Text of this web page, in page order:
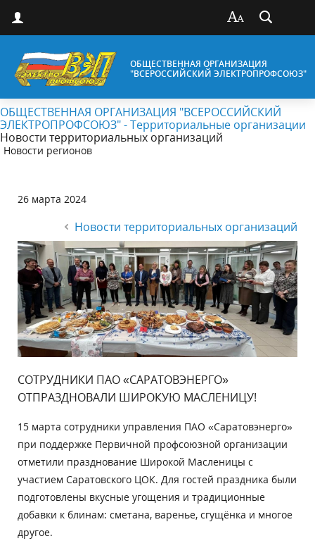
ОБЩЕСТВЕННАЯ ОРГАНИЗАЦИЯ
"ВСЕРОССИЙСКИЙ ЭЛЕКТРОПРОФСОЮЗ"
ОБЩЕСТВЕННАЯ ОРГАНИЗАЦИЯ "ВСЕРОССИЙСКИЙ
ЭЛЕКТРОПРОФСОЮЗ" - Территориальные организации
Новости территориальных организаций
Новости регионов
26 марта 2024
Новости территориальных организаций
СОТРУДНИКИ ПАО «САРАТОВЭНЕРГО»
ОТПРАЗДНОВАЛИ ШИРОКУЮ МАСЛЕНИЦУ!
15 марта сотрудники управления ПАО «Саратовэнерго»
при поддержке Первичной профсоюзной организации
отметили празднование Широкой Масленицы с
участием Саратовского ЦОК. Для гостей праздника были
подготовлены вкусные угощения и традиционные
добавки к блинам: сметана, варенье, сгущёнка и многое
другое.